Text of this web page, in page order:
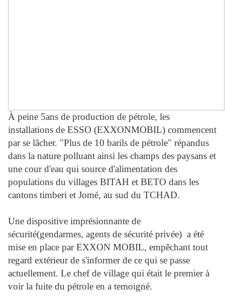
À peine 5ans de production de pétrole, les
installations de ESSO (EXXONMOBIL) commencent
par se lâcher. "Plus de 10 barils de pétrole" répandus
dans la nature polluant ainsi les champs des paysans et
une cour d'eau qui source d'alimentation des
populations du villages BITAH et BETO dans les
cantons timberi et Jomé, au sud du TCHAD.
Une dispositive imprésionnante de
sécurité(gendarmes, agents de sécurité privée) a été
mise en place par EXXON MOBIL, empêchant tout
regard extérieur de s'informer de ce qui se passe
actuellement. Le chef de village qui était le premier à
voir la fuite du pétrole en a temoigné.